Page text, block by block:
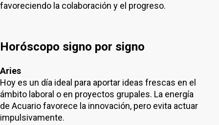
favoreciendo la colaboración y el progreso.
Horóscopo signo por signo
Aries
Hoy es un día ideal para aportar ideas frescas en el
ámbito laboral o en proyectos grupales. La energía
de Acuario favorece la innovación, pero evita actuar
impulsivamente.